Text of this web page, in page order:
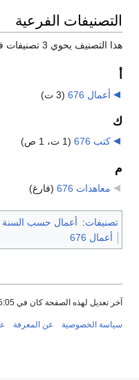
التصنيفات الفرعية
هذا التصنيف يحوي 3 تصنيفات فرعية، من إجمالي 3.
أعمال 676 (3 ت)
ك
كتب 676 (1 ت، 1 ص)
م
معاهدات 676 (فارغ)
تصنيفات: أعمال حسب السنة
أعمال 676
آخر تعديل لهذه الصفحة كان في 15:05, 15 نوفمبر 2013.
سياسة الخصوصية عن المعرفة